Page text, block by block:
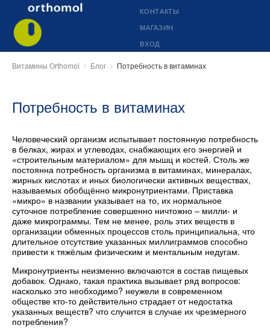
КОНТАКТЫ
МАГАЗИН
ВХОД
Витамины Orthomol Блог Потребность в витаминах
Потребность в витаминах
Человеческий организм испытывает постоянную потребность
в белках, жирах и углеводах, снабжающих его энергией и
«строительным материалом» для мышц и костей. Столь же
постоянна потребность организма в витаминах, минералах,
жирных кислотах и иных биологически активных веществах,
называемых обобщённо микронутриентами. Приставка
«микро» в названии указывает на то, их нормальное
суточное потребление совершенно ничтожно – милли- и
даже микрограммы. Тем не менее, роль этих веществ в
организации обменных процессов столь принципиальна, что
длительное отсутствие указанных миллиграммов способно
привести к тяжёлым физическим и ментальным недугам.
Микронутриенты неизменно включаются в состав пищевых
добавок. Однако, такая практика вызывает ряд вопросов:
насколько это необходимо? неужели в современном
обществе кто-то действительно страдает от недостатка
указанных веществ? что случится в случае их чрезмерного
потребления?